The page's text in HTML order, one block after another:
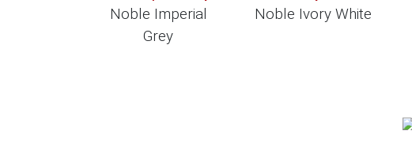
Noble Imperial
Grey
Noble Ivory White